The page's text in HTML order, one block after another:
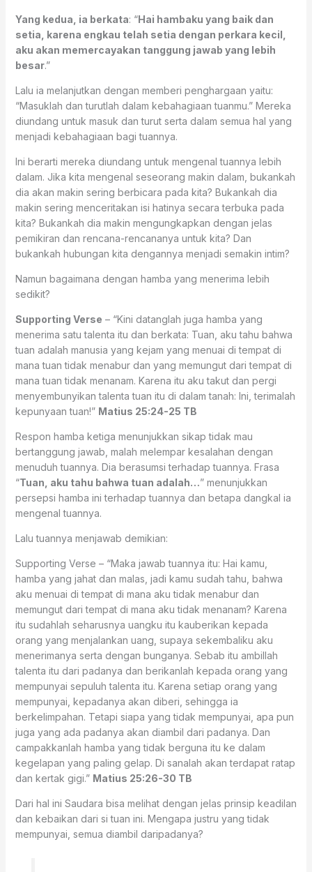
Yang kedua, ia berkata: “Hai hambaku yang baik dan
setia, karena engkau telah setia dengan perkara kecil,
aku akan memercayakan tanggung jawab yang lebih
besar.”
Lalu ia melanjutkan dengan memberi penghargaan yaitu:
“Masuklah dan turutlah dalam kebahagiaan tuanmu.” Mereka
diundang untuk masuk dan turut serta dalam semua hal yang
menjadi kebahagiaan bagi tuannya.
Ini berarti mereka diundang untuk mengenal tuannya lebih
dalam. Jika kita mengenal seseorang makin dalam, bukankah
dia akan makin sering berbicara pada kita? Bukankah dia
makin sering menceritakan isi hatinya secara terbuka pada
kita? Bukankah dia makin mengungkapkan dengan jelas
pemikiran dan rencana-rencananya untuk kita? Dan
bukankah hubungan kita dengannya menjadi semakin intim?
Namun bagaimana dengan hamba yang menerima lebih
sedikit?
Supporting Verse – “Kini datanglah juga hamba yang
menerima satu talenta itu dan berkata: Tuan, aku tahu bahwa
tuan adalah manusia yang kejam yang menuai di tempat di
mana tuan tidak menabur dan yang memungut dari tempat di
mana tuan tidak menanam. Karena itu aku takut dan pergi
menyembunyikan talenta tuan itu di dalam tanah: Ini, terimalah
kepunyaan tuan!” Matius 25:24-25 TB
Respon hamba ketiga menunjukkan sikap tidak mau
bertanggung jawab, malah melempar kesalahan dengan
menuduh tuannya. Dia berasumsi terhadap tuannya. Frasa
“Tuan, aku tahu bahwa tuan adalah…” menunjukkan
persepsi hamba ini terhadap tuannya dan betapa dangkal ia
mengenal tuannya.
Lalu tuannya menjawab demikian:
Supporting Verse – “Maka jawab tuannya itu: Hai kamu,
hamba yang jahat dan malas, jadi kamu sudah tahu, bahwa
aku menuai di tempat di mana aku tidak menabur dan
memungut dari tempat di mana aku tidak menanam? Karena
itu sudahlah seharusnya uangku itu kauberikan kepada
orang yang menjalankan uang, supaya sekembaliku aku
menerimanya serta dengan bunganya. Sebab itu ambillah
talenta itu dari padanya dan berikanlah kepada orang yang
mempunyai sepuluh talenta itu. Karena setiap orang yang
mempunyai, kepadanya akan diberi, sehingga ia
berkelimpahan. Tetapi siapa yang tidak mempunyai, apa pun
juga yang ada padanya akan diambil dari padanya. Dan
campakkanlah hamba yang tidak berguna itu ke dalam
kegelapan yang paling gelap. Di sanalah akan terdapat ratap
dan kertak gigi.” Matius 25:26-30 TB
Dari hal ini Saudara bisa melihat dengan jelas prinsip keadilan
dan kebaikan dari si tuan ini. Mengapa justru yang tidak
mempunyai, semua diambil daripadanya?